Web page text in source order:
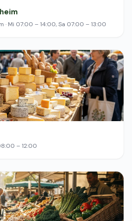
· Mi 07:00 – 14:00, Sa 07:00 – 13:00
– 12:00